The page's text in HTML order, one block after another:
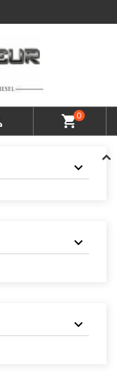
shopping_cart0